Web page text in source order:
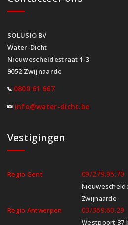
SOLUSIO BV
Water-Dicht
Nieuwescheldestraat 1-3
9052 Zwijnaarde
0800 61 667
info@water-dicht.be
Vestigingen
Regio Gent 09/279.95.70
Zwijnaarde
Regio Antwerpen
03/369.60.29
Westpoort 37